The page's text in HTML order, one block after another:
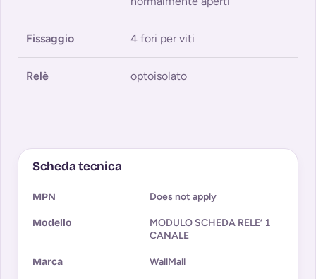
Fissaggio 4 fori per viti
Relè optoisolato
Scheda tecnica
MPN Does not apply
Modello
MODULO SCHEDA RELE’ 1
CANALE
Marca WallMall